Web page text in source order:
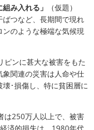
み入れる」
（仮題）
つなど、長期間で現れ
のような極端な気候現
ピンに甚大な被害をもた
関連の災害は人命や仕
･損傷し、特に貧困層に
は250万人以上で、被害
済的損失は、1980年代